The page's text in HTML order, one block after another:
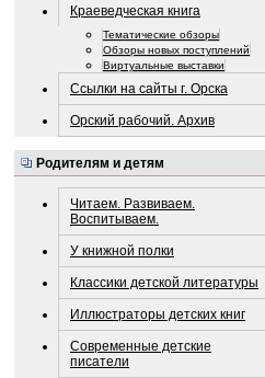
Краеведческая книга
Тематические обзоры
Обзоры новых поступлений
Виртуальные выставки
Ссылки на сайты г. Орска
Орский рабочий. Архив
Родителям и детям
Читаем. Развиваем.
Воспитываем.
У книжной полки
Классики детской литературы
Иллюстраторы детских книг
Современные детские
писатели